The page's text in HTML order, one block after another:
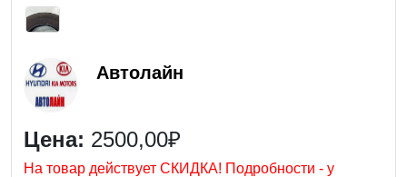
Автолайн
Цена: 2500,00₽
На товар действует СКИДКА! Подробности - у